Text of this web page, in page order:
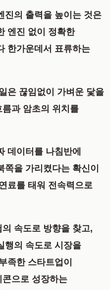
진의 출력을 높이는 것은
엔진 없이 정확한
한가운데서 표류하는
은 끊임없이 가벼운 닻을
과 암초의 위치를
데이터를 나침반에
을 가리켰다는 확신이
료를 태워 전속력으로
속도로 방향을 찾고,
행의 속도로 시장을
족한 스타트업이
으로 성장하는